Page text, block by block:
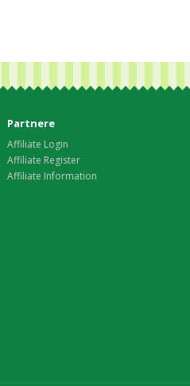
Partnere
Affiliate Login
Affiliate Register
Affiliate Information